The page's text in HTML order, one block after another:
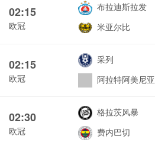
02:15
欧冠
布拉迪斯拉发
米亚尔比
02:15
欧冠
采列
阿拉特阿美尼亚
02:30
欧冠
格拉茨风暴
费内巴切